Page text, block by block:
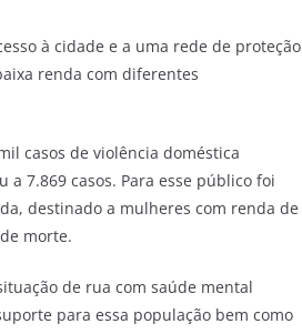
à cidade e a uma rede de proteção
renda com diferentes
casos de violência doméstica
7.869 casos. Para esse público foi
destinado a mulheres com renda de
morte.
de rua com saúde mental
para essa população bem como